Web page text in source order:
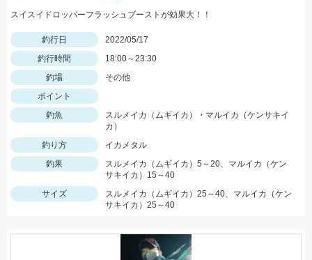
スイスイドロッパーフラッシュブーストが効果大！！
釣行日
2022/05/17
釣行時間
18:00～23:30
釣場
その他
ポイント
釣魚
スルメイカ（ムギイカ）・マルイカ（ケンサキイ
カ）
釣り方
イカメタル
釣果
スルメイカ（ムギイカ）5～20、マルイカ（ケン
サキイカ）15～40
サイズ
スルメイカ（ムギイカ）25～40、マルイカ（ケン
サキイカ）25～40